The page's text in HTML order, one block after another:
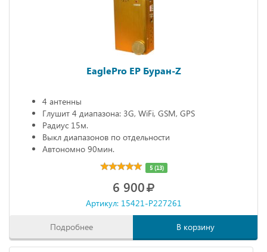
EaglePro EP Буран-Z
4 антенны
Глушит 4 диапазона: 3G, WiFi, GSM, GPS
Радиус 15м.
Выкл диапазонов по отдельности
Автономно 90мин.
5 (13)
6 900
Артикул: 15421-P227261
Подробнее В корзину